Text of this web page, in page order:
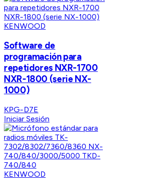
KENWOOD
Software de
programación para
repetidores NXR-1700
NXR-1800 (serie NX-
1000)
KPG-D7E
Iniciar Sesión
KENWOOD